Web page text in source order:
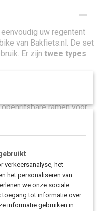
uw regentent
van Bakfiets.nl. De set
Er zijn twee types
betrouwbare
ramen voor
modellen van
de normale of all-open
heeft voor een stevige
verkeersanalyse, het
het personaliseren van
we onze sociale
toegang tot informatie over
informatie gebruiken in